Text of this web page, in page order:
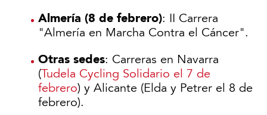
Almería (8 de febrero): II Carrera
"Almería en Marcha Contra el Cáncer".
Otras sedes: Carreras en Navarra
(Tudela Cycling Solidario el 7 de
febrero) y Alicante (Elda y Petrer el 8 de
febrero).